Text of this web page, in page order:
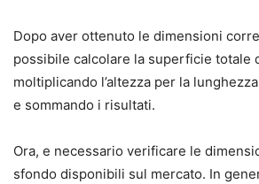
Dopo aver ottenuto le dimensioni
possibile calcolare la superficie totale
moltiplicando l’altezza per la
e sommando i risultati.
Ora, e necessario verificare le
sfondo disponibili sul mercato. In